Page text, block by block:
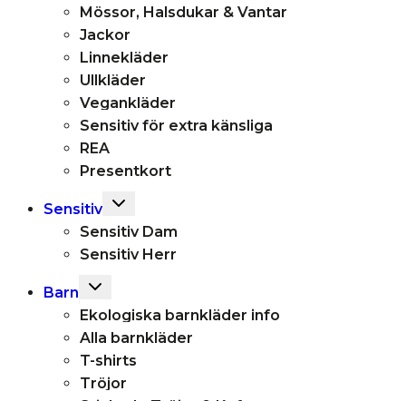
Mössor, Halsdukar & Vantar
Jackor
Linnekläder
Ullkläder
Vegankläder
Sensitiv för extra känsliga
REA
Presentkort
Sensitiv Toggle
child
menu
Sensitiv Dam
Sensitiv Herr
Barn
Toggle
menu
Ekologiska barnkläder info
Alla barnkläder
T-shirts
Tröjor